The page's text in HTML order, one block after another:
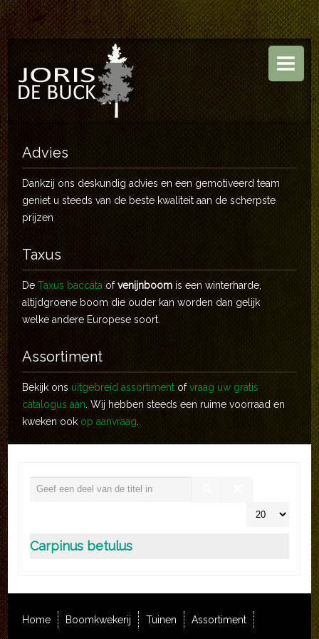
HOME
BOOMKWEKERIJ
TUINEN
ASSORTIMENT
CONTACT
Advies
Dankzij ons deskundig advies en een gemotiveerd team
geniet u steeds van de beste kwaliteit aan de scherpste
prijzen
Taxus
DeTaxus baccata ofvenijnboom is een winterharde,
altijdgroene boom die ouder kan worden dan gelijk
welke andere Europese soort.
Assortiment
Bekijk ons uitgebreid assortiment ofvraag uw gratis
catalogus aan . Wij hebben steeds een ruime voorraad en
kweken ook op aanvraag
Carpinus betulus
Home Boomkwekerij Tuinen Assortiment